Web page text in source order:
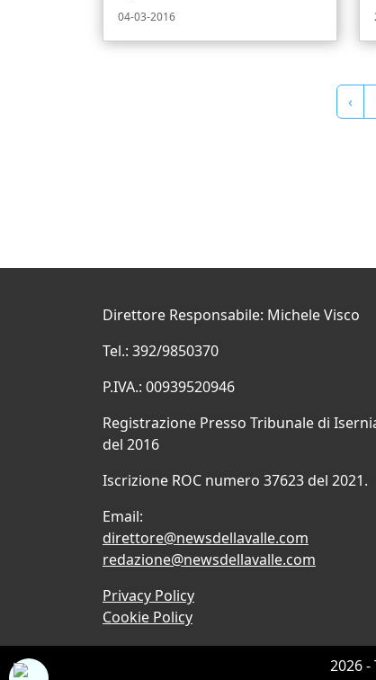
04-03-2016
‹
Direttore Responsabile: Michele Visco
Tel.: 392/9850370
P.IVA.: 00939520946
Registrazione Presso Tribunale di
del 2016
Iscrizione ROC numero 37623 del 2021.
Email:
direttore@newsdellavalle.com
redazione@newsdellavalle.com
Privacy Policy
Cookie Policy
2026